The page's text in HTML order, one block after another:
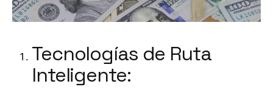
Tecnologías de Ruta
Inteligente: